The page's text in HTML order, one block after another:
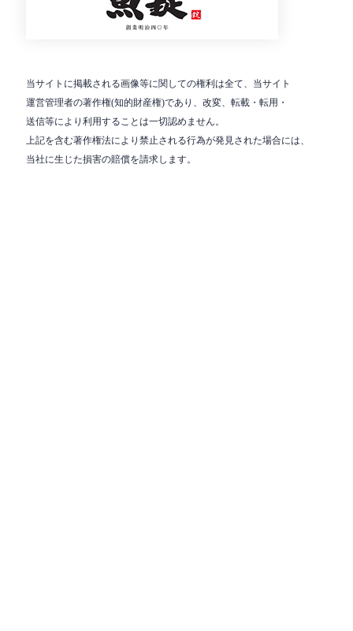
当サイトに掲載される画像等に関しての権利は全て、当サイト
運営管理者の著作権(知的財産権)であり、改変、転載・転用・
送信等により利用することは一切認めません。
上記を含む著作権法により禁止される行為が発見された場合には、
当社に生じた損害の賠償を請求します。